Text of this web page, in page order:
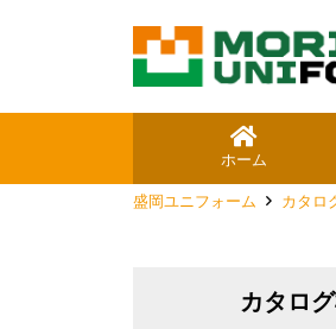
ホーム
盛岡ユニフォーム カタロ
カタロ